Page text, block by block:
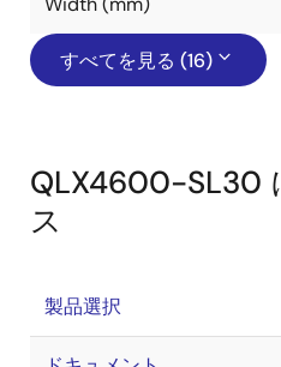
すべてを見る (16)
QLX4600-SL30
ス
製品選択